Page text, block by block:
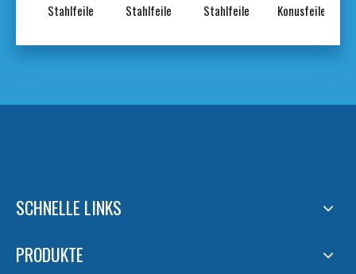
Stahlfeile
Stahlfeile
Stahlfeile
Konusfeilen
SCHNELLE LINKS
PRODUKTE